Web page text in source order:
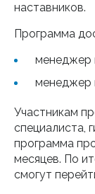
наставников.
Программа
менеджер
менеджер
Участникам
специалиста,
программа
месяцев. По
смогут